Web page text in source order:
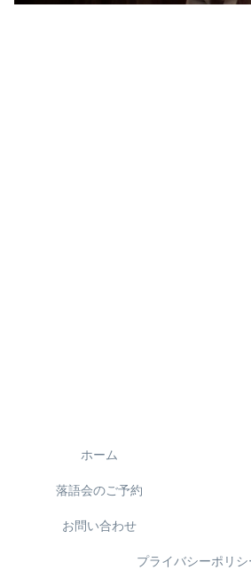
ホーム
落語会のご予約
お問い合わせ
プライバシーポリシ